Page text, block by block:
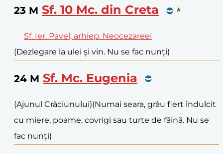
23 M Sf. 10 Mc. din Creta
Sf. Ier. Pavel, arhiep. Neocezareei
(Dezlegare la ulei și vin. Nu se fac nunți)
24 M Sf. Mc. Eugenia
(Ajunul Crăciunului)(Numai seara, grâu fiert îndulcit
cu miere, poame, covrigi sau turte de făină. Nu se
fac nunți)